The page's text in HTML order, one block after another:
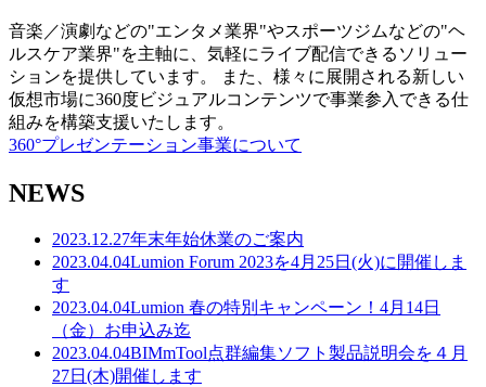
音楽／演劇などの"エンタメ業界"やスポーツジムなどの"ヘ
ルスケア業界"を主軸に、気軽にライブ配信できるソリュー
ションを提供しています。 また、様々に展開される新しい
仮想市場に360度ビジュアルコンテンツで事業参入できる仕
組みを構築支援いたします。
360°プレゼンテーション事業について
NEWS
2023.12.27年末年始休業のご案内
2023.04.04Lumion Forum 2023を4月25日(火)に開催しま
す
2023.04.04Lumion 春の特別キャンペーン！4月14日
（金）お申込み迄
2023.04.04BIMmTool点群編集ソフト製品説明会を４月
27日(木)開催します